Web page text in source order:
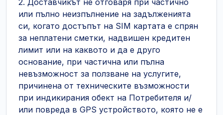
2. Доставчикът не отговаря при частично
или пълно неизпълнение на задълженията
си, когато достъпът на SIM картата е спрян
за неплатени сметки, надвишен кредитен
лимит или на каквото и да е друго
основание, при частична или пълна
невъзможност за ползване на услугите,
причинена от техническите възможности
при индикирания обект на Потребителя и/
или повреда в GPS устройството, която не е